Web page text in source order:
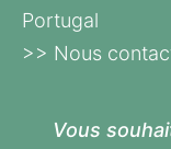
Portugal
>> Nous
Vous